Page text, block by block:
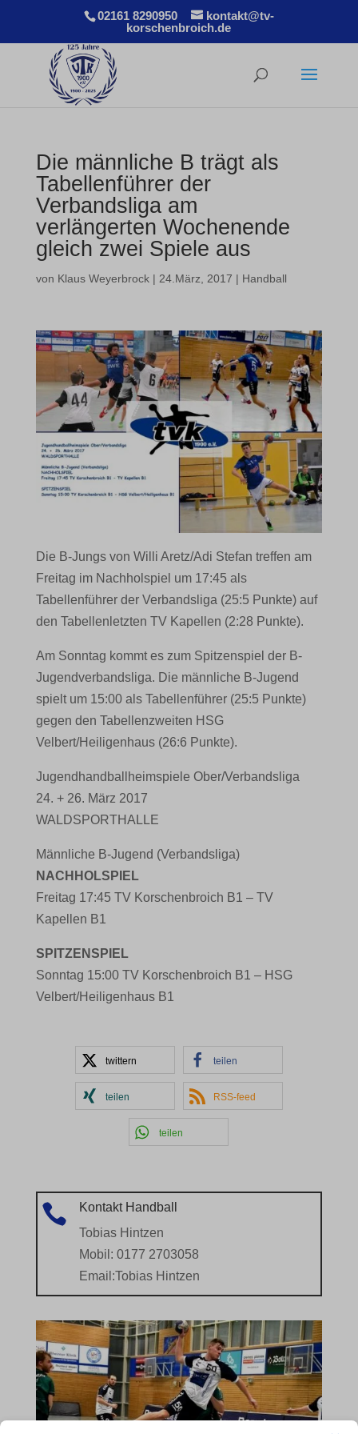
02161 8290950
kontakt@tv-
korschenbroich.de
Die männliche B trägt als
Tabellenführer der
Verbandsliga am
verlängerten Wochenende
gleich zwei Spiele aus
von Klaus Weyerbrock| 24.März, 2017 | Handball
Die B-Jungs von Willi Aretz/Adi Stefan treffen am
Freitag im Nachholspiel um 17:45 als
Tabellenführer der Verbandsliga (25:5 Punkte) auf
den Tabellenletzten TV Kapellen (2:28 Punkte).
Am Sonntag kommt es zum Spitzenspiel der B-
Jugendverbandsliga. Die männliche B-Jugend
spielt um 15:00 als Tabellenführer (25:5 Punkte)
gegen den Tabellenzweiten HSG
Velbert/Heiligenhaus (26:6 Punkte).
Jugendhandballheimspiele Ober/Verbandsliga
24. + 26. März 2017
WALDSPORTHALLE
Männliche B-Jugend (Verbandsliga)
NACHHOLSPIEL
Freitag 17:45 TV Korschenbroich B1 – TV
Kapellen B1
SPITZENSPIEL
Sonntag 15:00 TV Korschenbroich B1 – HSG
Velbert/Heiligenhaus B1
twittern teilen
teilen RSS-feed
teilen

Kontakt Handball
Tobias Hintzen
Mobil: 0177 2703058
Email:Tobias Hintzen